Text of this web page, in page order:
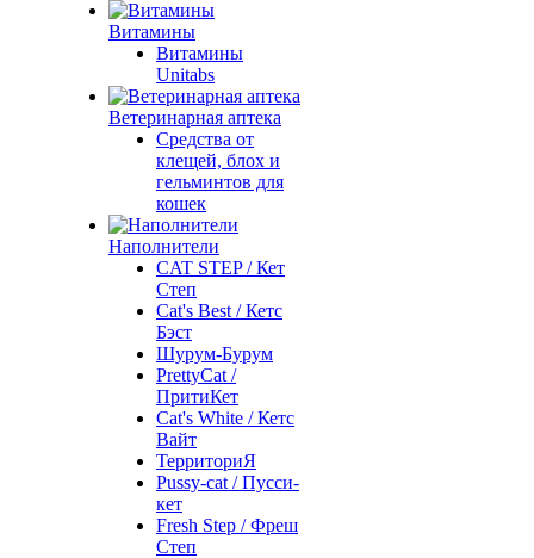
Витамины
Витамины
Unitabs
Ветеринарная аптека
Средства от
клещей, блох и
гельминтов для
кошек
Наполнители
CAT STEP / Кет
Степ
Cat's Best / Кетс
Бэст
Шурум-Бурум
PrettyCat /
ПритиКет
Cat's White / Кетс
Вайт
ТерриториЯ
Pussy-cat / Пусси-
кет
Fresh Step / Фреш
Степ